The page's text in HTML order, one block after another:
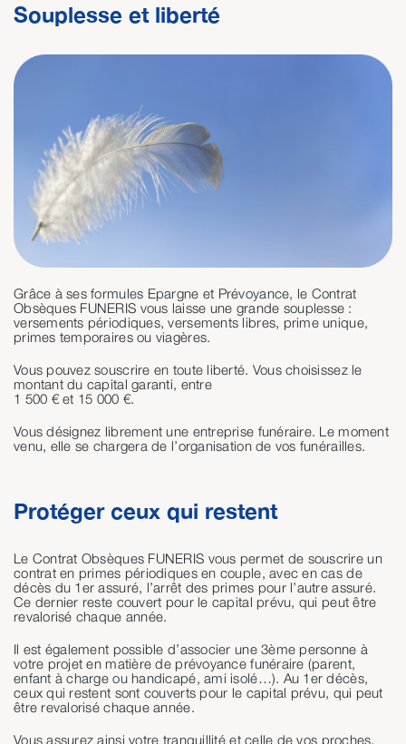
Souplesse et liberté
Grâce à ses formules Epargne et Prévoyance, le Contrat
Obsèques FUNERIS vous laisse une grande souplesse :
versements périodiques, versements libres, prime unique,
primes temporaires ou viagères.
Vous pouvez souscrire en toute liberté. Vous choisissez le
montant du capital garanti, entre
1 500 € et 15 000 €.
Vous désignez librement une entreprise funéraire. Le moment
venu, elle se chargera de l’organisation de vos funérailles.
Protéger ceux qui restent
Le Contrat Obsèques FUNERIS vous permet de souscrire un
contrat en primes périodiques en couple, avec en cas de
décès du 1er assuré, l’arrêt des primes pour l’autre assuré.
Ce dernier reste couvert pour le capital prévu, qui peut être
revalorisé chaque année.
Il est également possible d’associer une 3ème personne à
votre projet en matière de prévoyance funéraire (parent,
enfant à charge ou handicapé, ami isolé…). Au 1er décès,
ceux qui restent sont couverts pour le capital prévu, qui peut
être revalorisé chaque année.
Vous assurez ainsi votre tranquillité et celle de vos proches.